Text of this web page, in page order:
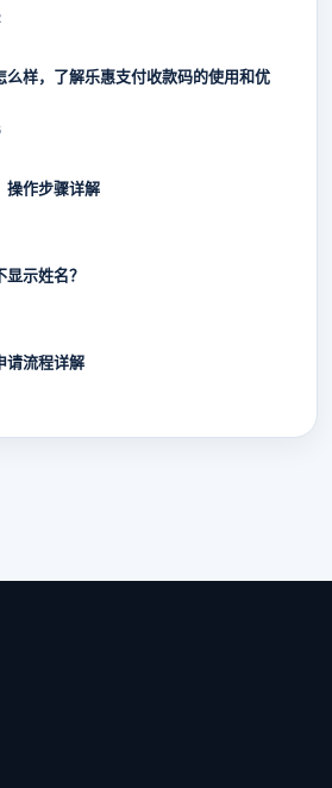
么样，了解乐惠支付收款码的使用和优
操作步骤详解
示姓名？
请流程详解